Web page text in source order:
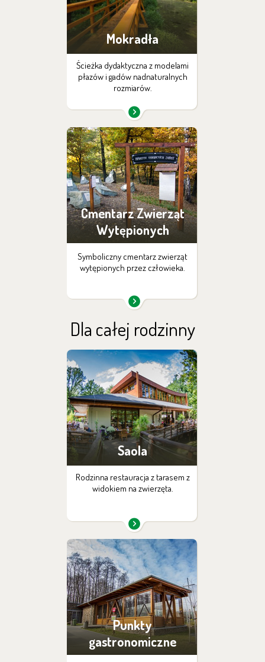
Mokradła
Ścieżka dydaktyczna z modelami
płazów i gadów nadnaturalnych
rozmiarów.
Cmentarz Zwierząt
Wytępionych
Symboliczny cmentarz zwierząt
wytępionych przez człowieka.
Dla całej rodzinny
Saola
Rodzinna restauracja z tarasem z
widokiem na zwierzęta.
Punkty
gastronomiczne